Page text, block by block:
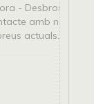
-
amb
actuals.